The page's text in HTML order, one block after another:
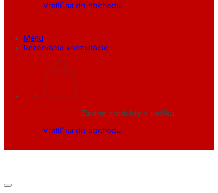
Vrátiť sa do obchodu
Menu
Rezervácia konzultácie
Žiadne produkty v košíku.
Vrátiť sa do obchodu